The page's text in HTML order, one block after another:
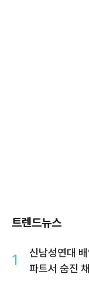
트렌드뉴스
1
신남성연대
파트서 숨진